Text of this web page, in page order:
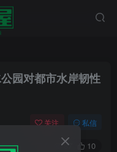
园对都市水岸韧性
关注 私信
87 10